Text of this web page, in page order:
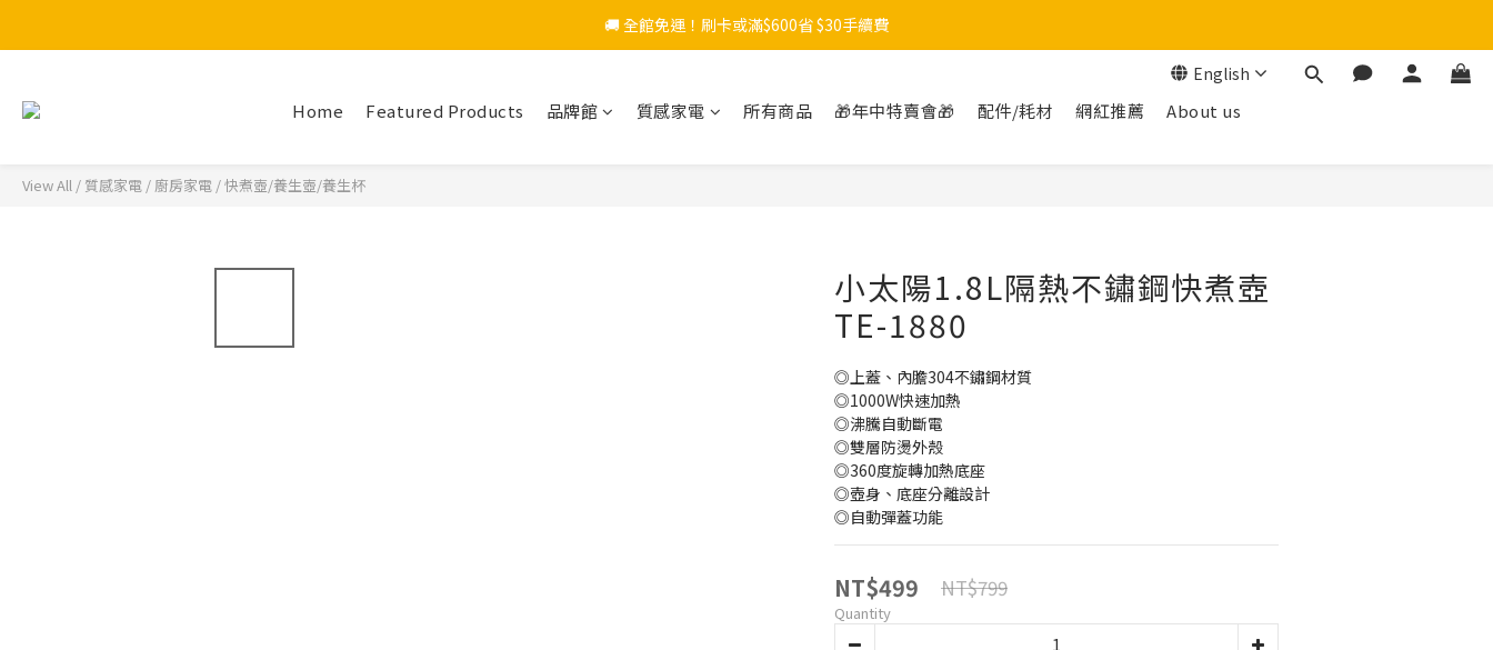
🚚 全館免運！刷卡或滿$600省 $30手續費
English
Home Featured Products 品牌館 質感家電 所有商品 🎁年中特賣會🎁 配件/耗材 網紅推薦 About us
View All / 質感家電 / 廚房家電 /快煮壺/養生壺/養生杯
小太陽1.8L隔熱不鏽鋼快煮壺
TE-1880
◎上蓋、內膽304不鏽鋼材質
◎1000W快速加熱
◎沸騰自動斷電
◎雙層防燙外殼
◎360度旋轉加熱底座
◎自動彈蓋功能
NT$499 NT$799
Quantity